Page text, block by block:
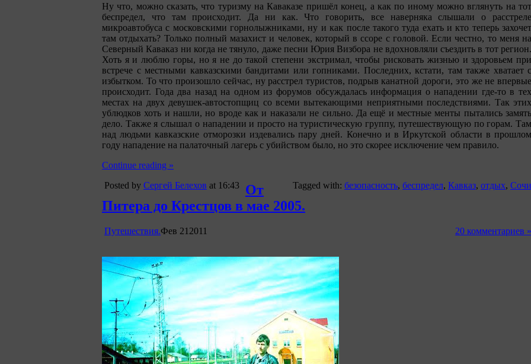
Ну что, можно сказать, что туризму на Каваказе пришёл конец, а как по иному можно вглянуть на тот
беспредел, что там происходит. Да ни как. Что говорить, все наверняка слышали о расстреле
микроавтобуса с московскими горнолыжниками, ну и как после такого туда ехать и кто теперь захочет
там отдыхать? Только полный мазахист и человек, который в ссоре с головой. Если честно, то меня на
Северный Каваказ ни когда не тянуло, даже песни Юрия Визбора не вдохновляли съездить в тот регион.
Хоть я и люблю горы, но я не до такой степени экстримал, чтобы рисковать жизнью и здоровьем при
встрече с местными кавказскими бандитами или гопниками. Последних, кстати, там также хватает с
избытком. То что произошло сейчас, ну расстрел туристов, подрыв канатной дороги, это же не впервые
происходит. Года два назад на одном из форумов обсуждалась информация о нападении где-то в тех
местах на двух девушек-автостопщиц со всеми вытекающими неприятными последствиями. Так этих
ублюдков хоть и нашли, но вроде как и наказали не сильно. Да ещё и местные менты пытались замять
дело. Также я слышал о нападении и просто на туристическую группу, путешествующую по горам. Там
над людьми кавказские отморозки издевались пару дней. Конечно и в Иркутской области в прошлом
году нападение на палаточный лагерь с убийством было, но это скорее исключение чем правило.
Continue reading »
Posted by Сергей Белехов at 16:43 Tagged with: безопасность, беспредел, Кавказ, отдых, Сочи
От
Питера до Крестцов в мае 2005.
Путешествия. 20 комментариев »
Фев 21 2011